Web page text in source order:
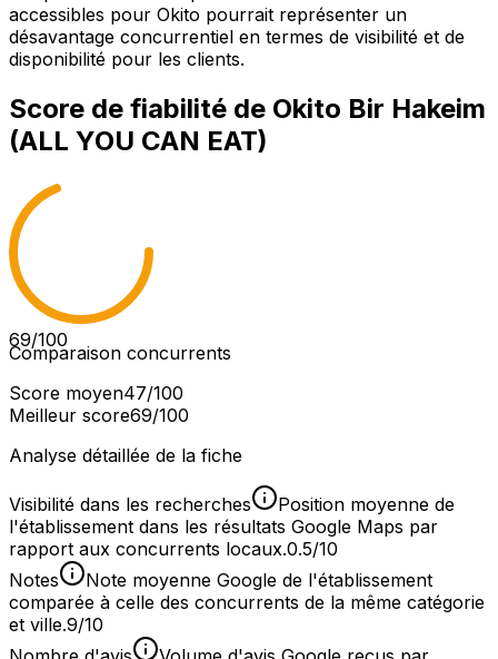
accessibles pour Okito pourrait représenter un
désavantage concurrentiel en termes de visibilité et de
disponibilité pour les clients.
Score de fiabilité de Okito Bir Hakeim
(ALL YOU CAN EAT)
69/100
Comparaison concurrents
Score moyen47/100
Meilleur score69/100
Analyse détaillée de la fiche
Visibilité dans les recherches
Position moyenne de
l'établissement dans les résultats Google Maps par
rapport aux concurrents locaux.0.5/10
Notes
Note moyenne Google de l'établissement
comparée à celle des concurrents de la même catégorie
et ville.9/10